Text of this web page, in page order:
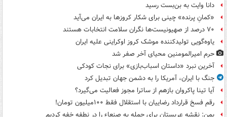
دانا وایت به بن‌بست رسید
«کمانِ پرنده» چینی برای شکار کروزها به ایران می‌آید
۷۰ درصد از صهیونیست‌ها نگران سلامت انتخابات هستند
یاوه‌گویی تولیدکننده موشک کروز اوکراینی علیه ایران
حرم امیرالمومنین محیای آخر صفر شد
آخرین نبرد «داستان اسباب‌بازی» برای نجات کودکی
جنگ با ایران، آمریکا را به دشمن جهان تبدیل کرد
آیا تینا پاکروان بازهم از ساترا مجوز فعالیت می‌گیرد؟
رقم فسخ قرارداد رضاییان با استقلال فقط ۱۰۰میلیون تومان!
یمن: نقشه عربستان برای حمله به صنعاء را در نطفه خفه کردیم